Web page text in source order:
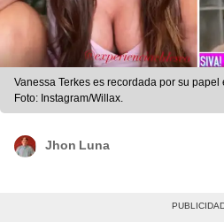
Vanessa Terkes es recordada por su
Foto: Instagram/Willax.
Jhon Luna